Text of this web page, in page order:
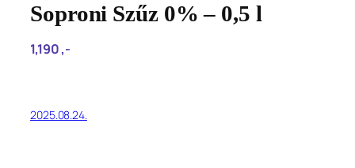
Soproni Szűz 0% – 0,5 l
1,190‎ ,-
2025.08.24.